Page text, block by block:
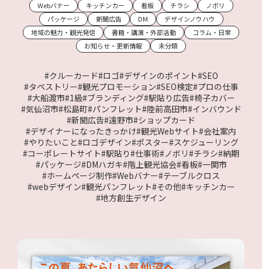
Webバナー
キッチンカー 看板 チラシ
ノボリ
パッケージ
新聞広告 DM
デザインノウハウ
地域の魅力・観光発信
書籍・講演・外部活動
コラム・日常
お知らせ・更新情報
未分類
#クルーカード#ロゴ#デザインのポイント#SEO
#タペストリー#観光プロモーション#SEO検定#プロの仕事
#大船渡市#1級#ブランディング#駅貼り広告#椅子カバー
#気仙沼市#松島町#パンフレット#陸前高田市#インバウンド
#新聞広告#遠野市#ショップカード
#デザイナーになったきっかけ#観光Webサイト#会社案内
#やりたいこと#ロゴデザイン#ポスター#スケジューリング
#コーポレートサイト#駅貼り#仕事術#ノボリ#チラシ#納期
#パッケージ#DMハガキ#階上観光協会#看板#一関市
#ホームページ制作#Webバナー#テーブルクロス
#webデザイン#観光パンフレット#その他#キッチンカー
#地方創生デザイン